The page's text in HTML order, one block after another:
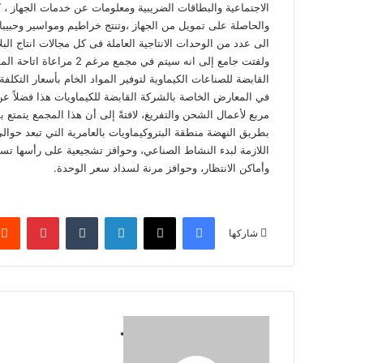
الاجتماعية والبطاقات الضريبية ومعلومات عن خدمات الجهاز
والحاصلة على تمويل من الجهاز ،وتنتج خراطيم ومواسير
الى عدد من الوحدات الانتاجية العاملة فى كل مجالات انتاج
ولفتت جامع إلى انه
القابضة للصناعات الكيماوية لتوفير المواد الخام بأسعار
مربع لأعمال الشحن والتفريغ، لافتةً إلى أن هذا المجمع
اللازمة لبدء النشاط الصناعي، وحوافز تشجيعية على رأسها
وأماكن الانتظار، وحوافز مرنة لسداد سعر الوحدة.
شاركها
فيسبوك ‫X لينكدإن
.